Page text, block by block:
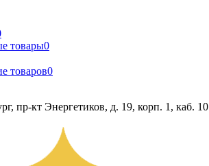
товары0
товаров0
пр-кт Энергетиков, д. 19, корп. 1, каб. 10